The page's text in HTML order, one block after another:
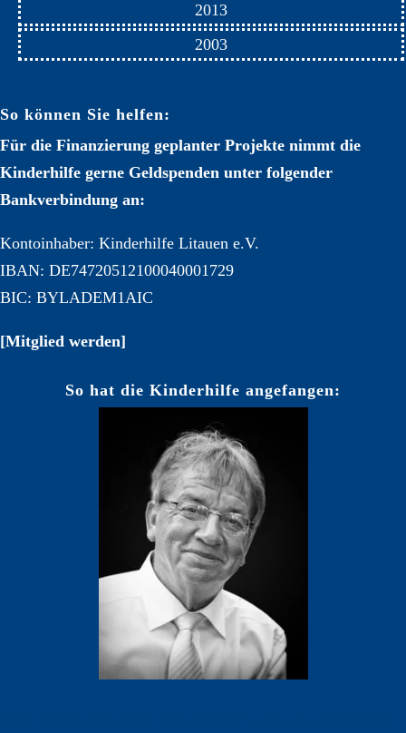
2013
2003
So können Sie helfen:
Für die Finanzierung geplanter Projekte nimmt die
Kinderhilfe gerne Geldspenden unter folgender
Bankverbindung an:
Kontoinhaber: Kinderhilfe Litauen e.V.
IBAN: DE74720512100040001729
BIC: BYLADEM1AIC
[Mitglied werden]
So hat die Kinderhilfe angefangen: